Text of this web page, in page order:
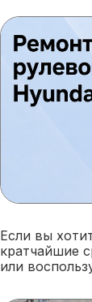
Если вы
кратчайшие
или